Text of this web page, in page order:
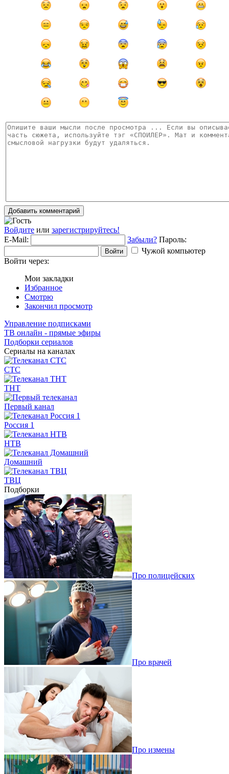
Добавить комментарий
Войдите или зарегистрируйтесь!
E-Mail:
Забыли? Пароль:
Войти
Чужой компьютер
Войти через:
Мои закладки
Избранное
Смотрю
Закончил просмотр
Управление подписками
ТВ онлайн - прямые эфиры
Подборки сериалов
Сериалы на каналах
СТС
ТНТ
Первый канал
Россия 1
НТВ
Домашний
ТВЦ
Подборки
Про полицейских
Про врачей
Про измены